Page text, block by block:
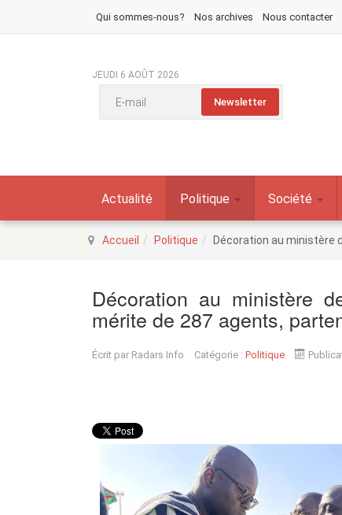
Qui sommes-nous? Nos archives Nous contacter
JEUDI 6 AOÛT 2026
Actualité Politique Société
Accueil Politique Décoration au ministère
Décoration au ministère
mérite de 287 agents,
Écrit par Radars Info Catégorie : Politique